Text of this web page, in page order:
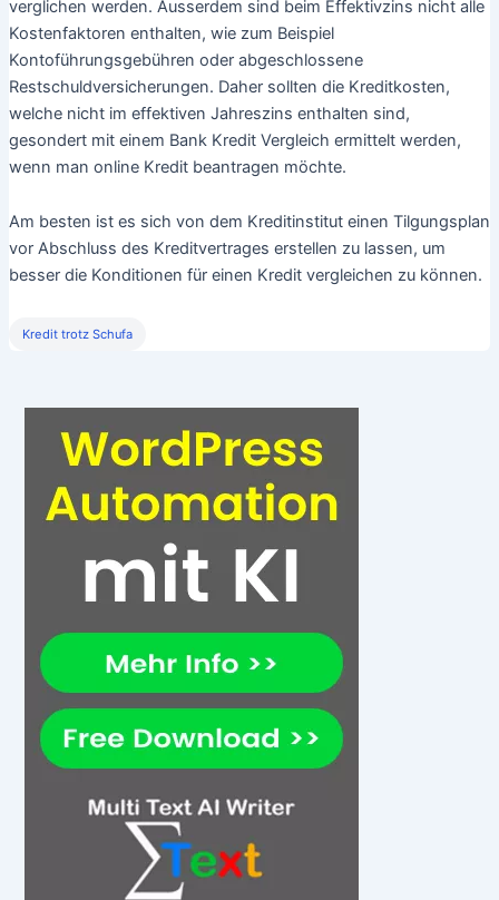
Kreditangebote gründlich vergleichen mit einem
Kreditcheck
Jeder der einen Kredit beantragen möchte, sollte zunächst also
durch einen genauen Kreditvergleich die in Frage kommenden
Angebote genauestens unter die Lupe nehmen, um das
Wichtig ist hierbei auch, die Kreditangebote nicht nur nach dem
Sollzins, sondern nach dem effektiven Jahreszins zu
Zinszahlungs- und Verrechnungstermine, die den Preis des
über den Sollzinssatz.
Allerdings können anhand des effektiven Jahreszinses nur
Kreditangebote mit gleicher Zinsfestschreibungsdauer
Kostenfaktoren enthalten, wie zum Beispiel
Kontoführungsgebühren oder abgeschlossene
welche nicht im effektiven Jahreszins enthalten sind,
gesondert mit einem Bank Kredit Vergleich ermittelt werden,
wenn man online Kredit beantragen möchte.
Am besten ist es sich von dem Kreditinstitut einen Tilgungsplan
besser die Konditionen für einen Kredit vergleichen zu können.